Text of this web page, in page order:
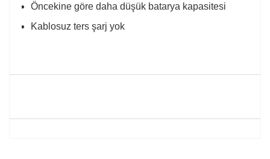
Öncekine göre daha düşük batarya kapasitesi
Kablosuz ters şarj yok